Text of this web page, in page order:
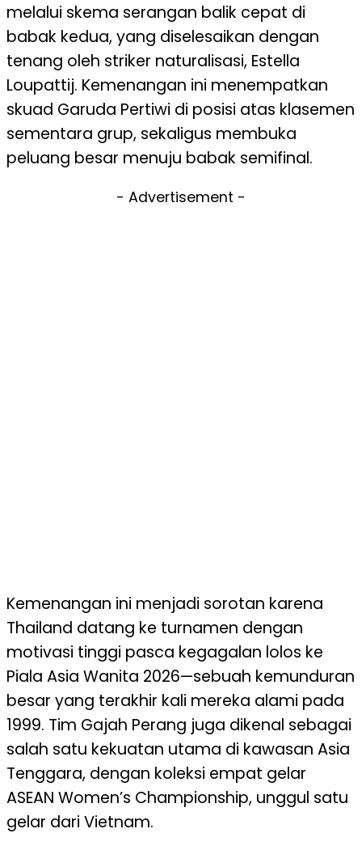
melalui skema serangan balik cepat di
babak kedua, yang diselesaikan dengan
tenang oleh striker naturalisasi, Estella
Loupattij. Kemenangan ini menempatkan
skuad Garuda Pertiwi di posisi atas klasemen
sementara grup, sekaligus membuka
peluang besar menuju babak semifinal.
- Advertisement -
Kemenangan ini menjadi sorotan karena
Thailand datang ke turnamen dengan
motivasi tinggi pasca kegagalan lolos ke
Piala Asia Wanita 2026—sebuah kemunduran
besar yang terakhir kali mereka alami pada
1999. Tim Gajah Perang juga dikenal sebagai
salah satu kekuatan utama di kawasan Asia
Tenggara, dengan koleksi empat gelar
ASEAN Women’s Championship, unggul satu
gelar dari Vietnam.